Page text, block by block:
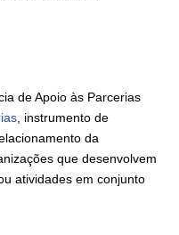
de Apoio às Parcerias
, instrumento de
da
que desenvolvem
atividades em conjunto